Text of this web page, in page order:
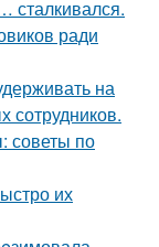
сталкивался.
ради
на
сотрудников.
советы по
их